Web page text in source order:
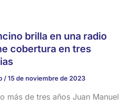
brilla en una radio
cobertura en tres
/15 de noviembre de 2023
más de tres años Juan Manuel